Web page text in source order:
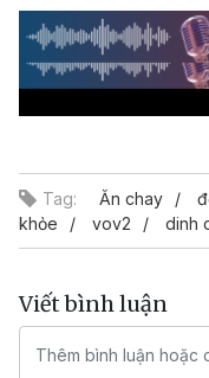
Tag: Ăn chay
khỏe
vov2 dinh
Viết bình luận